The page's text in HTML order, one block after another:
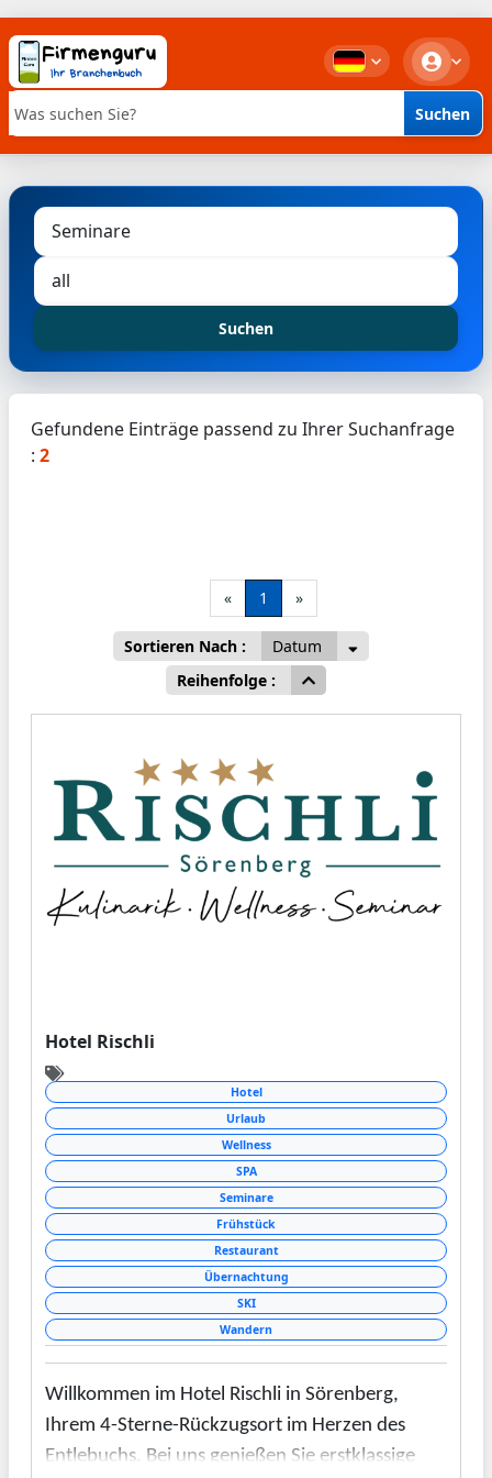
Stichwortsuche Suchen
Suchen
Gefundene Einträge passend zu Ihrer Suchanfrage
: 2
« 1 »
Sortieren Nach :
Datum
Reihenfolge :
Hotel Rischli
Hotel
Urlaub
Wellness
SPA
Seminare
Frühstück
Restaurant
Übernachtung
SKI
Wandern
Willkommen im Hotel Rischli in Sörenberg,
Ihrem 4-Sterne-Rückzugsort im Herzen des
Entlebuchs. Bei uns genießen Sie erstklassige